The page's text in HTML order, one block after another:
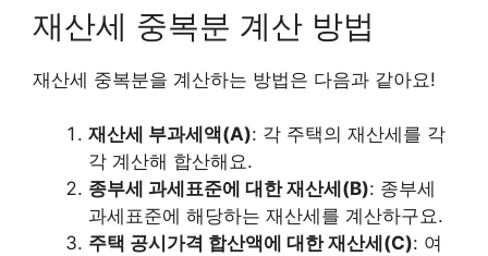
재산세 중복분 계산 방법
재산세 중복분을 계산하는 방법은 다음과 같아요!
재산세 부과세액(A): 각 주택의 재산세를 각
각 계산해 합산해요.
종부세 과세표준에 대한 재산세(B): 종부세
과세표준에 해당하는 재산세를 계산하구요.
주택 공시가격 합산액에 대한 재산세(C): 여